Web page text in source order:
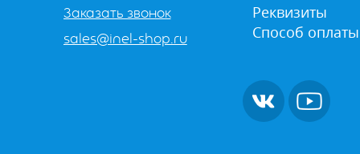
Заказать звонок
sales@inel-shop.ru
Реквизиты
Способ оплаты